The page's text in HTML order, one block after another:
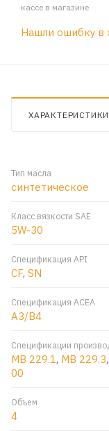
кассе в магазине
Нашли ошибку в
ХАРАКТЕРИСТИКИ
Тип масла
синтетическое
Класс вязкости SAE
5W-30
Спецификация API
CF, SN
Спецификация ACEA
A3/B4
Спецификации
MB 229.1, MB 229.3,
00
Объем
4